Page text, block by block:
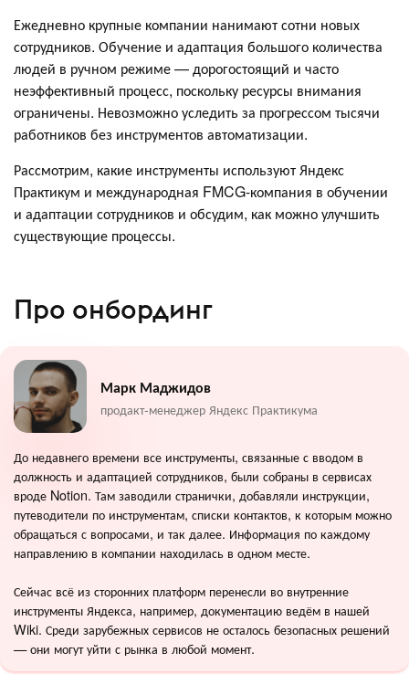
Ежедневно крупные компании нанимают сотни новых
сотрудников. Обучение и адаптация большого количества
людей в ручном режиме — дорогостоящий и часто
неэффективный процесс, поскольку ресурсы внимания
ограничены. Невозможно уследить за прогрессом тысячи
работников без инструментов автоматизации.
Рассмотрим, какие инструменты используют Яндекс
Практикум и международная FMCG-компания в обучении
и адаптации сотрудников и обсудим, как можно улучшить
существующие процессы.
Про онбординг
Марк Маджидов
продакт-менеджер Яндекс Практикума
До недавнего времени все инструменты, связанные с вводом в
должность и адаптацией сотрудников, были собраны в сервисах
вроде Notion. Там заводили странички, добавляли инструкции,
путеводители по инструментам, списки контактов, к которым можно
обращаться с вопросами, и так далее. Информация по каждому
направлению в компании находилась в одном месте.
Сейчас всё из сторонних платформ перенесли во внутренние
инструменты Яндекса, например, документацию ведём в нашей
Wiki. Среди зарубежных сервисов не осталось безопасных решений
— они могут уйти с рынка в любой момент.